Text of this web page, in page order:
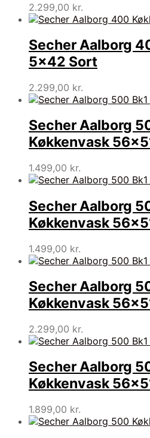
2.299,00 kr.
Secher Aalborg
5×42 Sort
2.299,00 kr.
Secher Aalborg
Køkkenvask
1.499,00 kr.
Secher Aalborg
Køkkenvask
1.499,00 kr.
Secher Aalborg
Køkkenvask
2.299,00 kr.
Secher Aalborg
Køkkenvask
1.899,00 kr.